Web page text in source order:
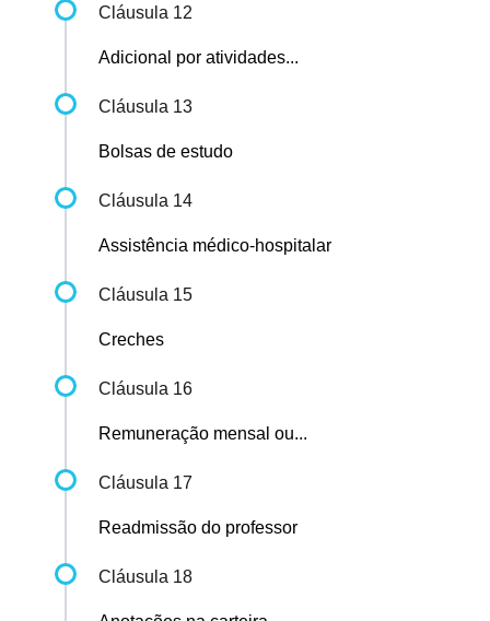
Cláusula 12
Adicional por atividades...
Cláusula 13
Bolsas de estudo
Cláusula 14
Assistência médico-hospitalar
Cláusula 15
Creches
Cláusula 16
Remuneração mensal ou...
Cláusula 17
Readmissão do professor
Cláusula 18